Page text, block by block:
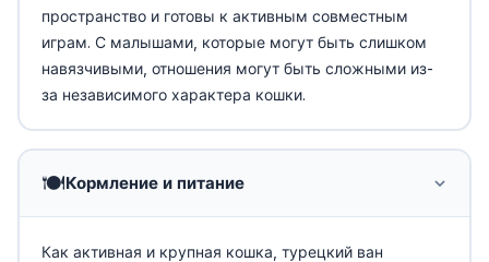
пространство и готовы к активным совместным
играм. С малышами, которые могут быть слишком
навязчивыми, отношения могут быть сложными из-
за независимого характера кошки.
🍽️Кормление и питание
Как активная и крупная кошка, турецкий ван